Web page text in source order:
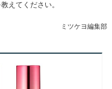
えてください。
ミツケヨ編集部